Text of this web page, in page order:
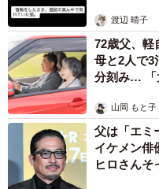
渡辺 晴子
72歳父、
母と2人で
分刻み… 「
山岡 もと子
父は「エミ
イケメン俳
ヒロさんそ